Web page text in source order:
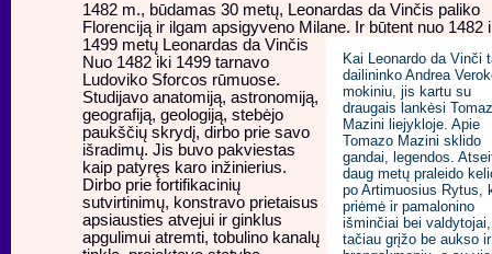
1482 m., būdamas 30 metų, Leonardas da Vinčis paliko
Florenciją ir ilgam apsigyveno Milane. Ir būtent nuo 1482
1499 metų Leonardas da Vinčis
Kai Leonardo da Vinči
dailininko Andrea
mokiniu, jis kartu su
draugais lankėsi
Mazini liejykloje. Apie
Tomazo Mazini sklido
gandai, legendos.
daug metų praleido
po Artimuosius Rytus,
priėmė ir pamalonino
išminčiai bei valdytojai,
tačiau grįžo be aukso ir
Nuo 1482 iki 1499 tarnavo
Ludoviko Sforcos rūmuose.
Studijavo anatomiją, astronomiją,
geografiją, geologiją, stebėjo
paukščių skrydį, dirbo prie savo
išradimų. Jis buvo pakviestas
kaip patyręs karo inžinierius.
Dirbo prie fortifikacinių
sutvirtinimų, konstravo prietaisus
apsiausties atvejui ir ginklus
apgulimui atremti, tobulino kanalų